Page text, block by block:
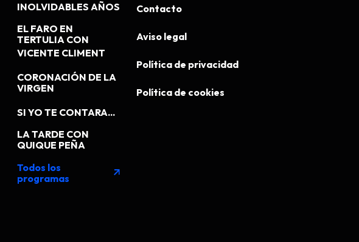
INOLVIDABLES AÑOS
EL FARO EN
TERTULIA CON
VICENTE CLIMENT
CORONACIÓN DE LA
VIRGEN
SI YO TE CONTARA...
LA TARDE CON
QUIQUE PEÑA
Todos los
programas
arrow_outward
Contacto
Aviso legal
Política de privacidad
Política de cookies